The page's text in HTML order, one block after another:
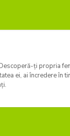
ți propria
ei, ai încredere în